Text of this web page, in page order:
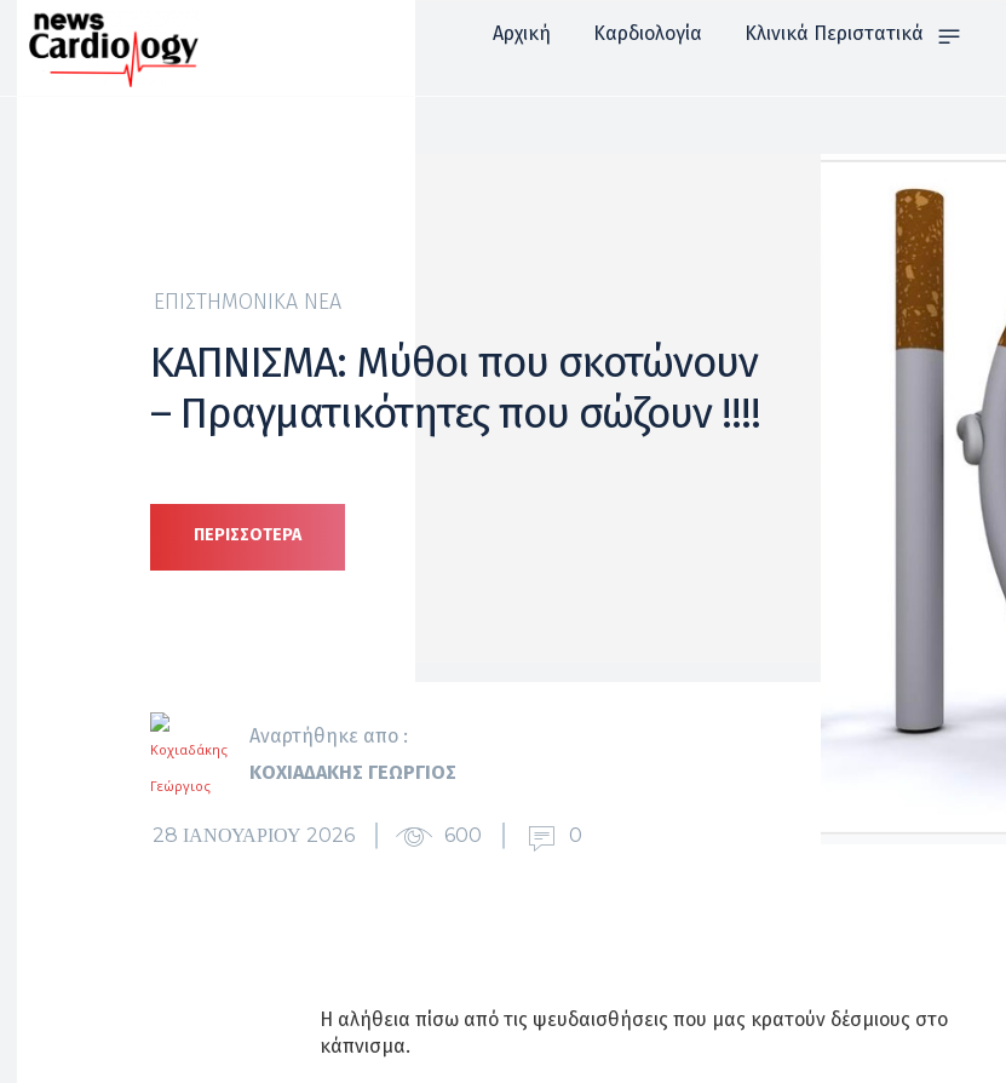
Αρχική Καρδιολογία Κλινικά Περιστατικά
ΕΠΙΣΤΗΜΟΝΙΚΆ ΝΈΑ
ΚΑΠΝΙΣΜΑ: Μύθοι που σκοτώνουν
– Πραγματικότητες που σώζουν !!!!
ΠΕΡΙΣΣΟΤΕΡΑ
Αναρτήθηκε απο :
ΚΟΧΙΑΔΆΚΗΣ ΓΕΏΡΓΙΟΣ
28 ΙΑΝΟΥΑΡΊΟΥ 2026 600 0
Η αλήθεια πίσω από τις ψευδαισθήσεις που μας κρατούν δέσμιους στο
κάπνισμα.